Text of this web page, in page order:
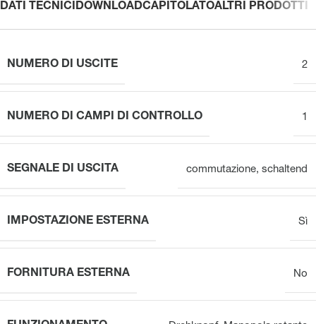
DATI TECNICIDOWNLOADCAPITOLATOALTRI PRODOTTI
NUMERO DI USCITE 2
NUMERO DI CAMPI DI CONTROLLO 1
SEGNALE DI USCITA commutazione, schaltend
IMPOSTAZIONE ESTERNA Sì
FORNITURA ESTERNA No